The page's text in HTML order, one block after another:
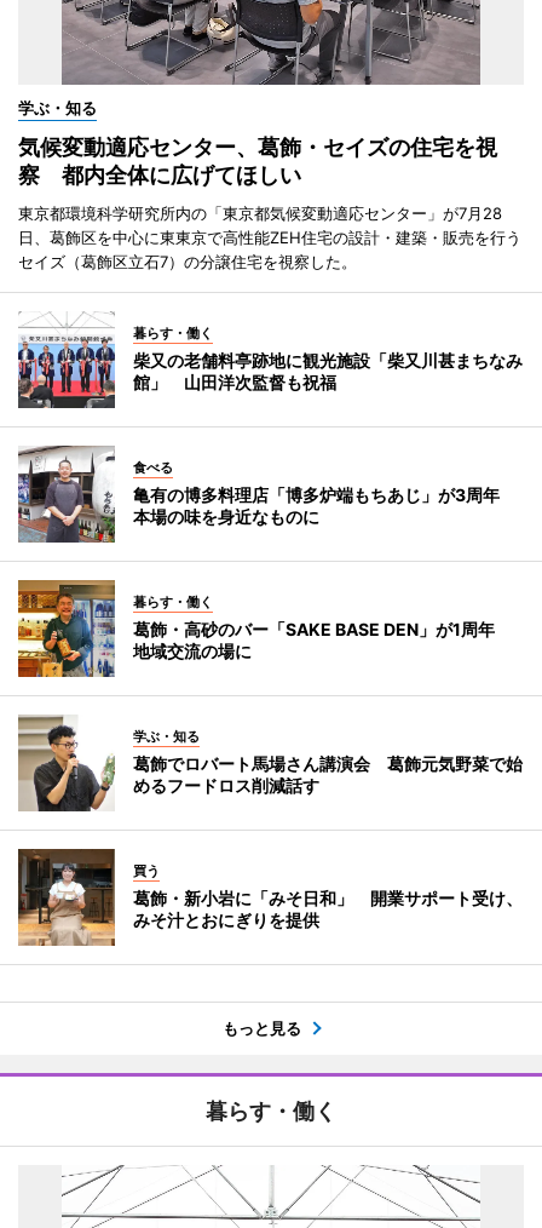
学ぶ・知る
気候変動適応センター、葛飾・セイズの住宅を視
察 都内全体に広げてほしい
東京都環境科学研究所内の「東京都気候変動適応センター」が7月28
日、葛飾区を中心に東東京で高性能ZEH住宅の設計・建築・販売を行う
セイズ（葛飾区立石7）の分譲住宅を視察した。
暮らす・働く
柴又の老舗料亭跡地に観光施設「柴又川甚まちなみ
館」 山田洋次監督も祝福
食べる
亀有の博多料理店「博多炉端もちあじ」が3周年
本場の味を身近なものに
暮らす・働く
葛飾・高砂のバー「SAKE BASE DEN」が1周年
地域交流の場に
学ぶ・知る
葛飾でロバート馬場さん講演会 葛飾元気野菜で始
めるフードロス削減話す
買う
葛飾・新小岩に「みそ日和」 開業サポート受け、
みそ汁とおにぎりを提供
もっと見る
暮らす・働く